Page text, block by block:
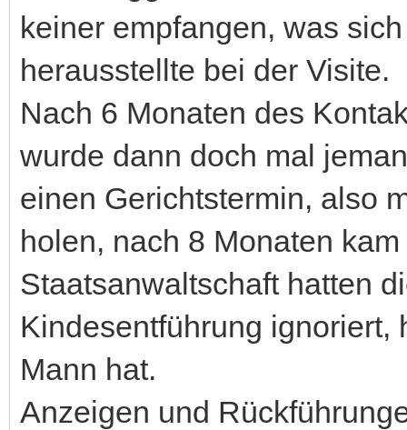
keiner empfangen, was
herausstellte bei der Visite.
Nach 6 Monaten des
wurde dann doch mal
einen Gerichtstermin, also
holen, nach 8 Monaten
Staatsanwaltschaft hatten
Kindesentführung ignoriert,
Mann hat.
Anzeigen und